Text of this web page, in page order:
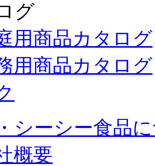
グ
用商品カタログ
用商品カタログ
シーシー食品
概要